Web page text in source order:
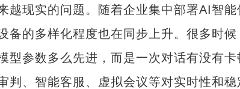
现实的问题。随着企业集中部署AI智能
备的多样化程度也在同步上升。很多时候
型参数多么先进，而是一次对话有没有卡
判、智能客服、虚拟会议等对实时性和稳